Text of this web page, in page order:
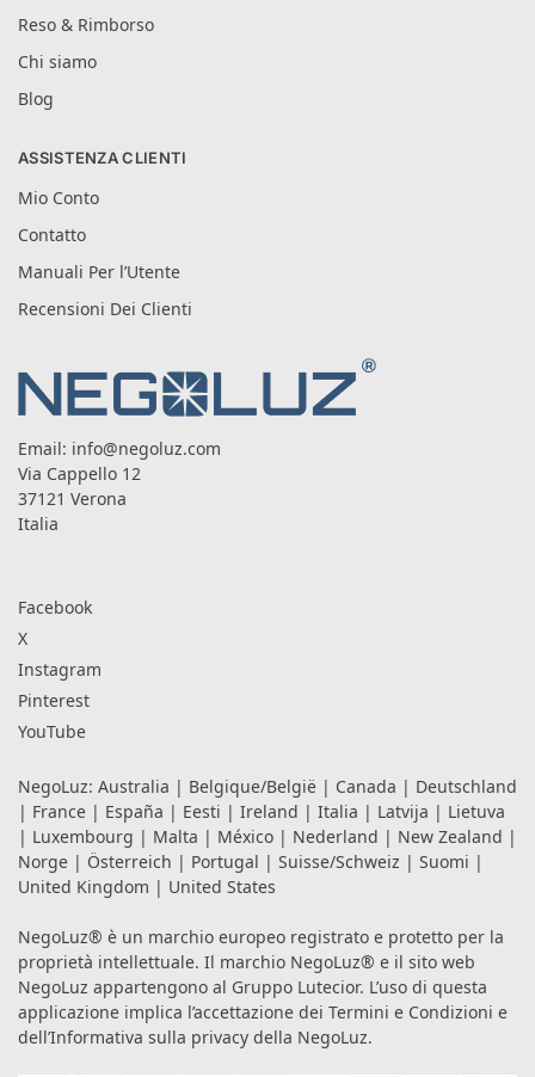
Reso & Rimborso
Chi siamo
Blog
ASSISTENZA CLIENTI
Mio Conto
Contatto
Manuali Per l’Utente
Recensioni Dei Clienti
Email: info@negoluz.com
Via Cappello 12
37121 Verona
Italia
Facebook
X
Instagram
Pinterest
YouTube
NegoLuz: Australia | Belgique/België | Canada | Deutschland
| France | España | Eesti | Ireland | Italia | Latvija | Lietuva
| Luxembourg | Malta | México | Nederland | New Zealand |
Norge | Österreich | Portugal | Suisse/Schweiz | Suomi |
United Kingdom | United States
NegoLuz® è un marchio europeo registrato e protetto per la
proprietà intellettuale. Il marchio NegoLuz® e il sito web
NegoLuz appartengono al Gruppo Lutecior. L’uso di questa
applicazione implica l’accettazione dei Termini e Condizioni e
dell’Informativa sulla privacy della NegoLuz.